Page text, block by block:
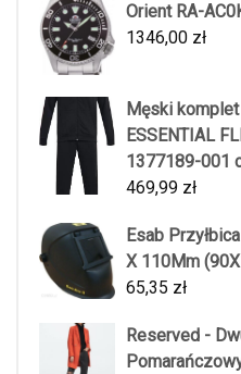
Orient RA-
1346,00 zł
Męski
ESSENTIAL
1377189-001
469,99 zł
Esab
X 110Mm
65,35 zł
Reserved -